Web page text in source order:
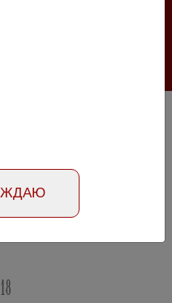
языковых моделей